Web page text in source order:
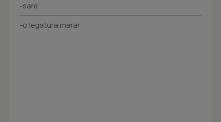
-sare
-o legatura marar